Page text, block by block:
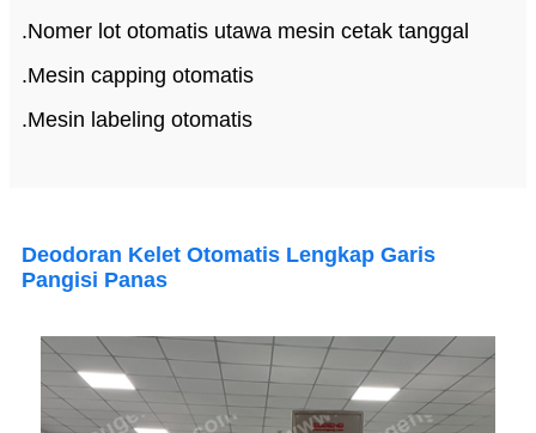
.Nomer lot otomatis utawa mesin cetak tanggal
.Mesin capping otomatis
.Mesin labeling otomatis
Deodoran Kelet Otomatis Lengkap Garis
Pangisi Panas